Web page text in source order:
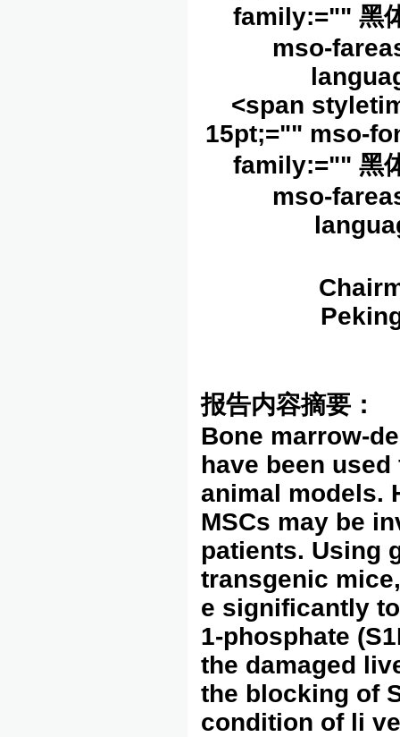
family:="" 黑
mso-
<span
15pt;="" mso-
family:="" 黑
mso-
报告内容摘要：
Bone marrow-
have been
animal models.
MSCs may be
patients. Using
transgenic
e significantly
1-phosphate
the damaged
the blocking of
condition of li